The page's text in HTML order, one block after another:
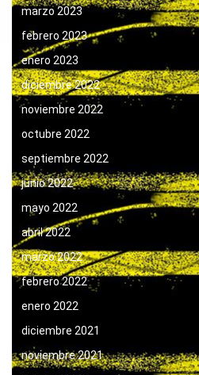
marzo 2023
febrero 2023
enero 2023
diciembre 2022
noviembre 2022
octubre 2022
septiembre 2022
junio 2022
mayo 2022
abril 2022
marzo 2022
febrero 2022
enero 2022
diciembre 2021
noviembre 2021